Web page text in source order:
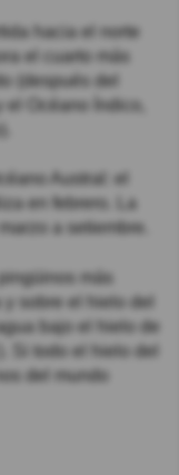
hacia el norte
el cuarto más
(después del
el Océano Índico,
Austral: el
en febrero. La
a setiembre.
más
sobre el hielo del
bajo el hielo de
Si todo el hielo del
del mundo